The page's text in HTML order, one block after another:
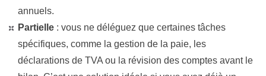
annuels.
Partielle : vous ne déléguez que certaines tâches
spécifiques, comme la gestion de la paie, les
déclarations de TVA ou la révision des comptes avant le